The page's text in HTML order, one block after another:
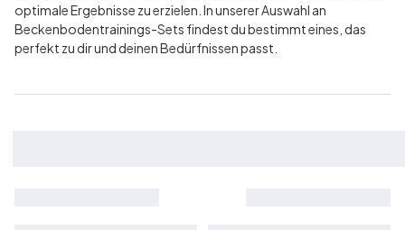
optimale Ergebnisse zu erzielen. In unserer Auswahl an
Beckenbodentrainings-Sets findest du bestimmt eines, das
perfekt zu dir und deinen Bedürfnissen passt.